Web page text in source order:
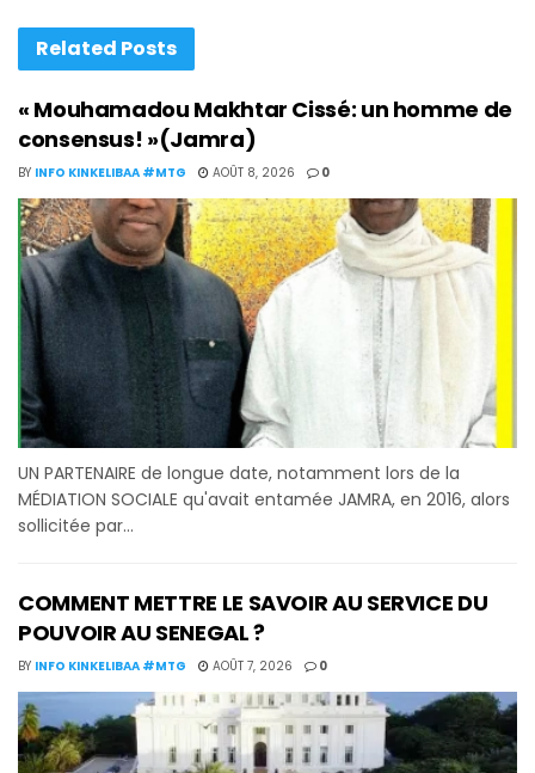
Related Posts
« Mouhamadou Makhtar Cissé: un homme de
consensus! »(Jamra)
BY INFO KINKELIBAA #MTG AOÛT 8, 2026 0
UN PARTENAIRE de longue date, notamment lors de la
MÉDIATION SOCIALE qu'avait entamée JAMRA, en 2016, alors
sollicitée par...
COMMENT METTRE LE SAVOIR AU SERVICE DU
POUVOIR AU SENEGAL ?
BY INFO KINKELIBAA #MTG AOÛT 7, 2026 0